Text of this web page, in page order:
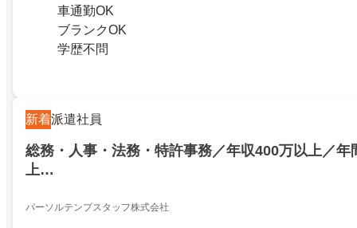
車通勤OK
ブランクOK
学歴不問
新着派遣社員
総務・人事・法務・特許事務／年収400万以上／年
上…
パーソルテンプスタッフ株式会社